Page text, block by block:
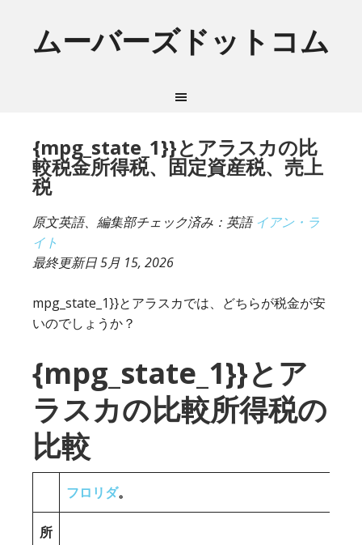
ムーバーズドットコム
{mpg_state_1}}とアラスカの比
較税金所得税、固定資産税、売上
税
原文英語、編集部チェック済み：英語イアン・ラ
イト
最終更新日5月 15, 2026
mpg_state_1}}とアラスカでは、どちらが税金が安
いのでしょうか？
{mpg_state_1}}とア
ラスカの比較所得税の
比較
フロリダ。
所